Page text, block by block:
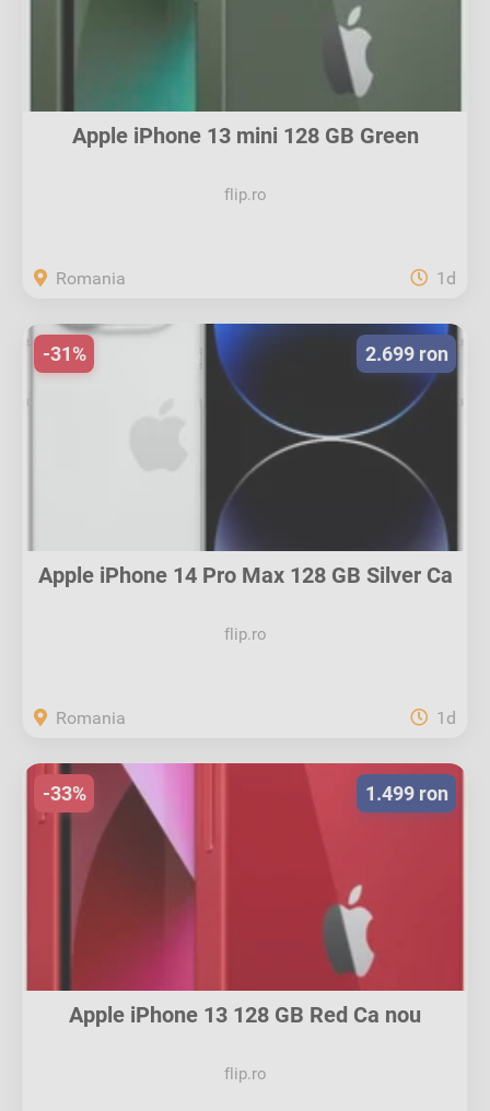
Apple iPhone 13 mini 128 GB Green
flip.ro
Romania 1d
Apple iPhone 14 Pro Max 128 GB Silver Ca
flip.ro
2.699 ron
-31%
Romania 1d
Apple iPhone 13 128 GB Red Ca nou
flip.ro
1.499 ron
-33%